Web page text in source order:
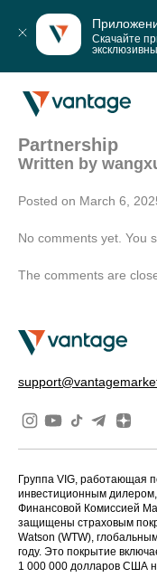
Скачайте
Partnership
Written by
Posted on March 6,
No comments yet. You
The comments are
Группа VIG, работающая
инвестиционным
Финансовой Комиссией
защищены страховым
Watson (WTW),
году. Это покрытие
1 000 000 долларов США